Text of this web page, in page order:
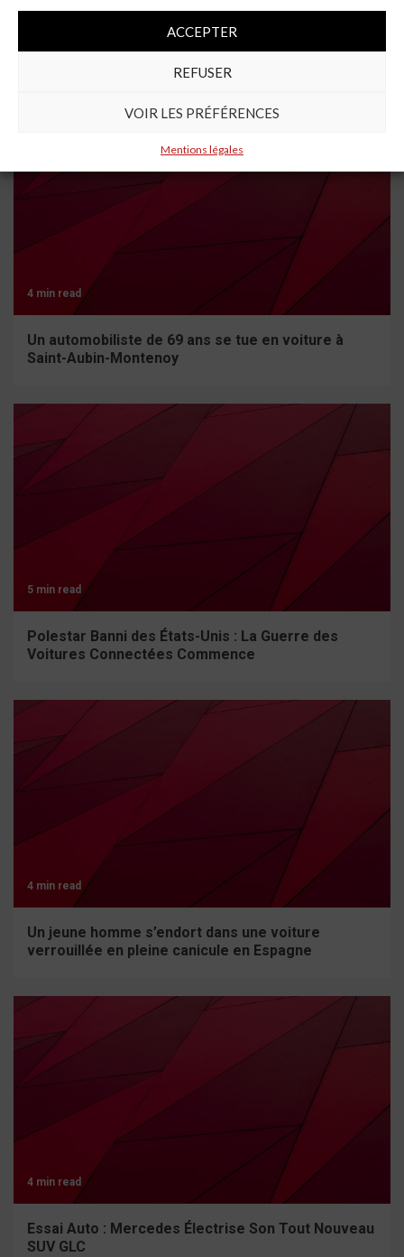
ACCEPTER
REFUSER
VOIR LES PRÉFÉRENCES
Mentions légales
muret en plein rond-point
4 min read
Un automobiliste de 69 ans se tue en voiture à
Saint-Aubin-Montenoy
5 min read
Polestar Banni des États-Unis : La Guerre des
Voitures Connectées Commence
4 min read
Un jeune homme s’endort dans une voiture
verrouillée en pleine canicule en Espagne
4 min read
Essai Auto : Mercedes Électrise Son Tout Nouveau
SUV GLC